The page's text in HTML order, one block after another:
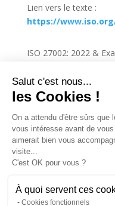
Lien vers le texte :
https://
ISO 27002: 2022 &
14 partenaires
En lien avec ISO
27001 – 1
27002 – 6
Salut c'est nous...
les Cookies !
On a attendu d'être sûrs que
vous intéresse avant de
aimerait bien vous
visite...
C'est OK pour vous ?
À quoi servent ces
Cookies fonctionnels